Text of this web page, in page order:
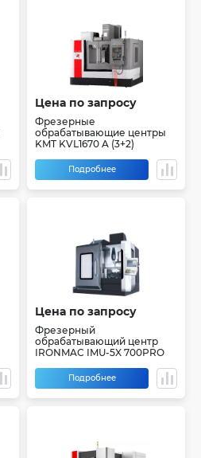
Цена по запросу
Фрезерные
обрабатывающие центры
KMT KVL1670 A (3+2)
Подробнее
Цена по запросу
Фрезерный
обрабатывающий центр
IRONMAC IMU-5X 700PRO
Подробнее